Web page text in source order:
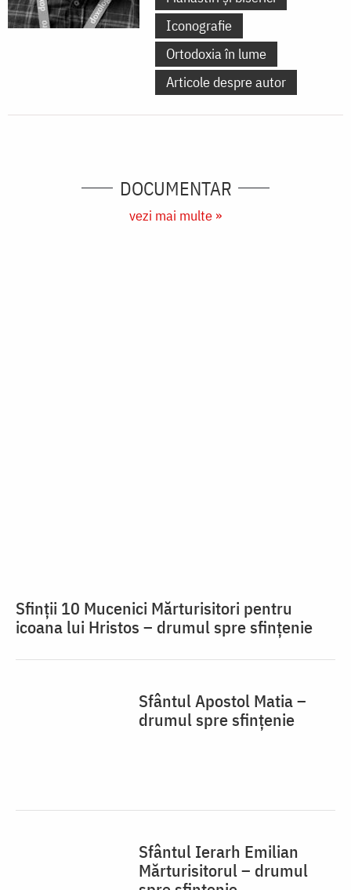
Iconografie
Ortodoxia în lume
Articole despre autor
DOCUMENTAR
vezi mai multe »
Sfinții 10 Mucenici Mărturisitori pentru
icoana lui Hristos – drumul spre sfințenie
Sfântul Apostol Matia –
drumul spre sfințenie
Sfântul Ierarh Emilian
Mărturisitorul – drumul